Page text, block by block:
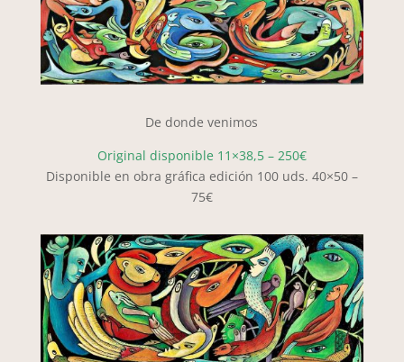
De donde venimos
Original disponible 11×38,5 – 250€
Disponible en obra gráfica edición 100 uds. 40×50 –
75€